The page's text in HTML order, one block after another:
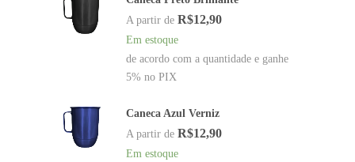
A partir de R$12,90
Em estoque
de acordo com a quantidade e ganhe
5% no PIX
Caneca Azul Verniz
A partir de R$12,90
Em estoque